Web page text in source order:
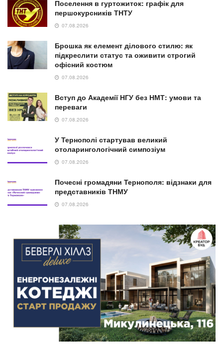
Поселення в гуртожиток: графік для
першокурсників ТНТУ
07.08.2026
Брошка як елемент ділового стилю: як
підкреслити статус та оживити строгий
офісний костюм
07.08.2026
Вступ до Академії НГУ без НМТ: умови та
переваги
07.08.2026
У Тернополі стартував великий
отоларингологічний симпозіум
07.08.2026
Почесні громадяни Тернополя: відзнаки для
представників ТНМУ
07.08.2026